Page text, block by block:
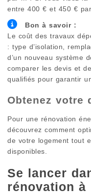
entre 400 € et 450 € par
Bon à savoir :
Le coût des travaux
: type d’isolation,
d’un nouveau système
comparer les devis et
qualifiés pour garantir
Obtenez votre
Pour une rénovation
découvrez comment
de votre logement tout
disponibles.
Se lancer
rénovation à